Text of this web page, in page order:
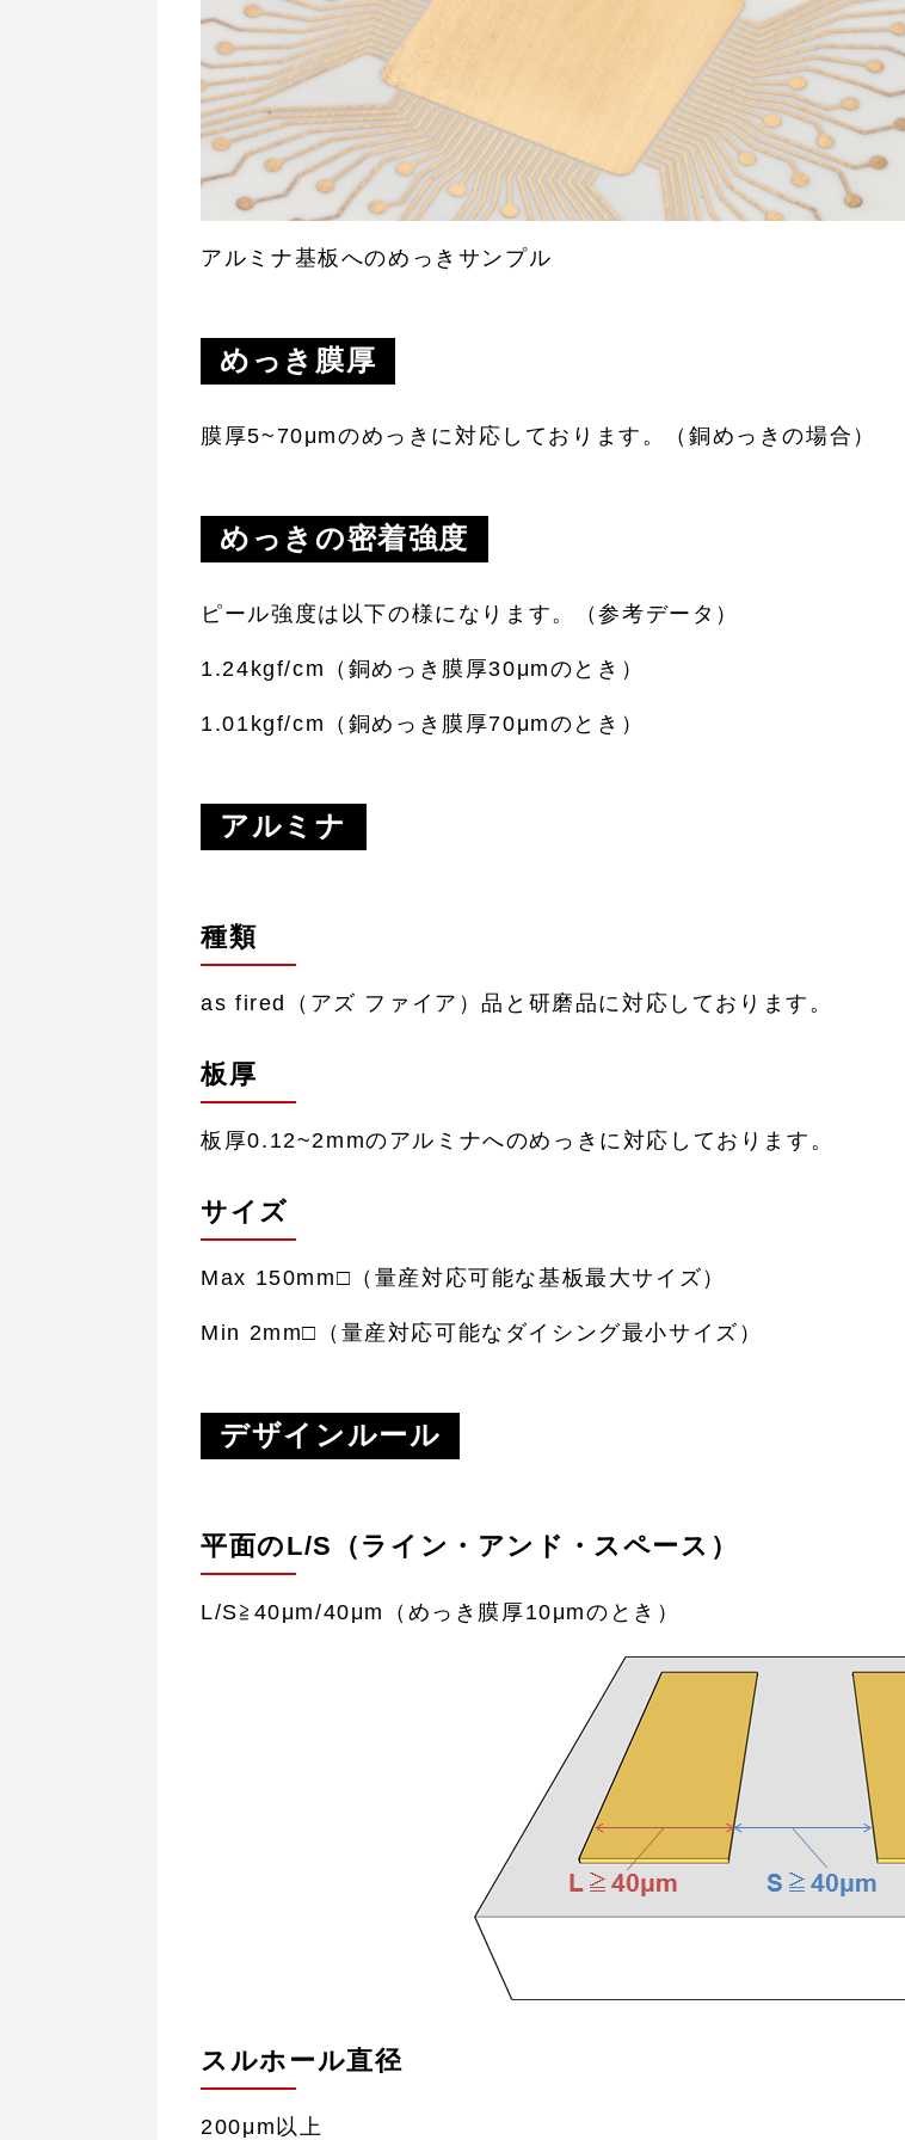
アルミナ基板へのめっきサンプル
めっき膜厚
膜厚5~70μmのめっきに対応しております。（銅めっきの場合）
めっきの密着強度
ピール強度は以下の様になります。（参考データ）
1.24kgf/cm（銅めっき膜厚30μmのとき）
1.01kgf/cm（銅めっき膜厚70μmのとき）
アルミナ
種類
as fired（アズ ファイア）品と研磨品に対応しております。
板厚
板厚0.12~2mmのアルミナへのめっきに対応しております。
サイズ
Max 150mm□（量産対応可能な基板最大サイズ）
Min 2mm□（量産対応可能なダイシング最小サイズ）
デザインルール
平面のL/S（ライン・アンド・スペース）
L/S≧40μm/40μm（めっき膜厚10μmのとき）
スルホール直径
200μm以上